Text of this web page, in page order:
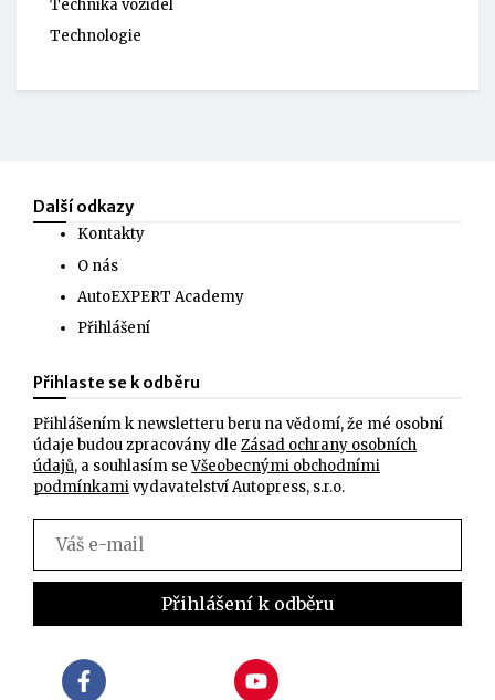
Technika vozidel
Technologie
Další odkazy
Kontakty
O nás
AutoEXPERT Academy
Přihlášení
Přihlaste se k odběru
Přihlášením k newsletteru beru na vědomí, že mé osobní
údaje budou zpracovány dle Zásad ochrany osobních
údajů, a souhlasím seVšeobecnými obchodními
podmínkamivydavatelství Autopress, s.r.o.